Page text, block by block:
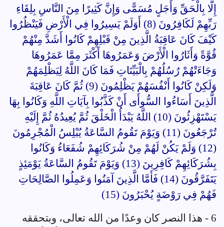
إِلَّا بِالْحَقِّ وَأَجَلٍ مُسَمًّى وَإِنَّ كَثِيرًا مِنَ النَّاسِ بِلِقَاءِ
رَبِّهِمْ لَكَافِرُونَ (8) أَوَلَمْ يَسِيرُوا فِي الْأَرْضِ فَيَنْظُرُوا
كَيْفَ كَانَ عَاقِبَةُ الَّذِينَ مِنْ قَبْلِهِمْ كَانُوا أَشَدَّ مِنْهُمْ
قُوَّةً وَأَثَارُوا الْأَرْضَ وَعَمَرُوهَا أَكْثَرَ مِمَّا عَمَرُوهَا
وَجَاءَتْهُمْ رُسُلُهُمْ بِالْبَيِّنَاتِ فَمَا كَانَ اللَّهُ لِيَظْلِمَهُمْ
وَلَكِنْ كَانُوا أَنْفُسَهُمْ يَظْلِمُونَ (9) ثُمَّ كَانَ عَاقِبَةَ
الَّذِينَ أَسَاءُوا السُّوأَى أَنْ كَذَّبُوا بِآيَاتِ اللَّهِ وَكَانُوا بِهَا
يَسْتَهْزِئُونَ (10) اللَّهُ يَبْدَأُ الْخَلْقَ ثُمَّ يُعِيدُهُ ثُمَّ إِلَيْهِ
تُرْجَعُونَ (11) وَيَوْمَ تَقُومُ السَّاعَةُ يُبْلِسُ الْمُجْرِمُونَ
(12) وَلَمْ يَكُنْ لَهُمْ مِنْ شُرَكَائِهِمْ شُفَعَاءُ وَكَانُوا
بِشُرَكَائِهِمْ كَافِرِينَ (13) وَيَوْمَ تَقُومُ السَّاعَةُ يَوْمَئِذٍ
يَتَفَرَّقُونَ (14) فَأَمَّا الَّذِينَ آمَنُوا وَعَمِلُوا الصَّالِحَاتِ
فَهُمْ فِي رَوْضَةٍ يُحْبَرُونَ (15)
6 - هذا النصر كان وعدًا من الله تعالى، وبتحققه